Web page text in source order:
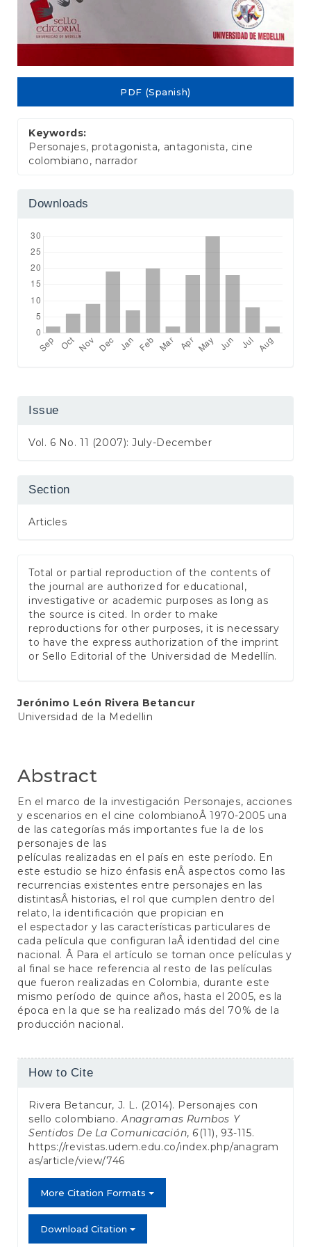
PDF (Spanish)
Keywords:
Personajes, protagonista, antagonista, cine
colombiano, narrador
Downloads
Issue
Vol. 6 No. 11 (2007): July-December
Section
Articles
Total or partial reproduction of the contents of
the journal are authorized for educational,
investigative or academic purposes as long as
the source is cited. In order to make
reproductions for other purposes, it is necessary
to have the express authorization of the imprint
or Sello Editorial of the Universidad de Medellín.
Main
Article
Jerónimo León Rivera Betancur
Universidad de la Medellin
Abstract
En el marco de la investigación Personajes, acciones
y escenarios en el cine colombianoÂ 1970-2005 una
de las categorías más importantes fue la de los
personajes de las
películas realizadas en el país en este período. En
este estudio se hizo énfasis enÂ aspectos como las
recurrencias existentes entre personajes en las
distintasÂ historias, el rol que cumplen dentro del
relato, la identificación que propician en
el espectador y las características particulares de
cada película que configuran laÂ identidad del cine
nacional. Â Para el artículo se toman once películas y
al final se hace referencia al resto de las películas
que fueron realizadas en Colombia, durante este
mismo período de quince años, hasta el 2005, es la
época en la que se ha realizado más del 70% de la
producción nacional.
Article
How to Cite
Rivera Betancur, J. L. (2014). Personajes con
sello colombiano.Anagramas Rumbos Y
Sentidos De La Comunicación,6(11), 93-115.
https://revistas.udem.edu.co/index.php/anagram
as/article/view/746
More Citation Formats
Download Citation